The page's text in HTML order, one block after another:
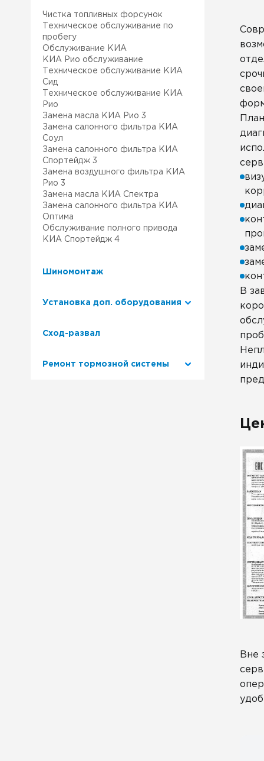
Чистка топливных форсунок
Техническое обслуживание по
пробегу
Обслуживание КИА
КИА Рио обслуживание
Техническое обслуживание КИА
Сид
Техническое обслуживание КИА
Рио
Замена масла КИА Рио 3
Замена салонного фильтра КИА
Соул
Замена салонного фильтра КИА
Спортейдж 3
Замена воздушного фильтра КИА
Рио 3
Замена масла КИА Спектра
Замена салонного фильтра КИА
Оптима
Обслуживание полного привода
КИА Спортейдж 4
Шиномонтаж
Установка доп. оборудования
Сход-развал
Ремонт тормозной системы
В
Вне